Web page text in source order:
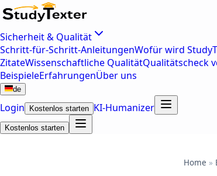
Sicherheit & Qualität
Schritt-für-Schritt-AnleitungenWofür wird
ZitateWissenschaftliche QualitätQualitätscheck
BeispieleErfahrungenÜber uns
de
Login Kostenlos starten KI-Humanizer
Kostenlos starten
Home »